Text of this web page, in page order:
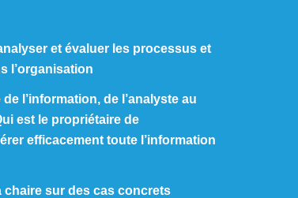
et évaluer les processus et
l’organisation
l’information, de l’analyste au
est le propriétaire de
efficacement toute l’information
chaire sur des cas concrets